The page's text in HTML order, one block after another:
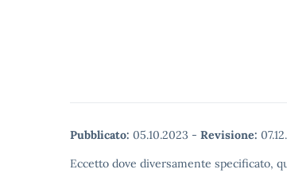
Pubblicato: 05.10.2023 - Revisione:
Eccetto dove diversamente specificato,